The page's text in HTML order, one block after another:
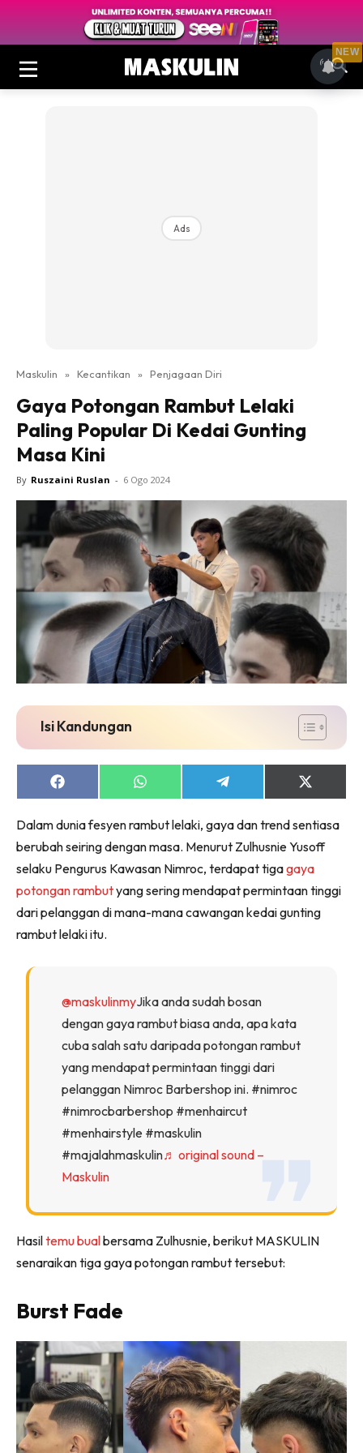
Ads
Maskulin » Kecantikan » Penjagaan Diri
Gaya Potongan Rambut Lelaki
Paling Popular Di Kedai Gunting
Masa Kini
By Ruszaini Ruslan - 6 Ogo 2024
Isi Kandungan
Share
on
Share
on
Share
on
Share
on
(Twitter)
Dalam dunia fesyen rambut lelaki, gaya dan trend sentiasa
berubah seiring dengan masa. Menurut Zulhusnie Yusoff
selaku Pengurus Kawasan Nimroc, terdapat tigagaya
potongan rambutyang sering mendapat permintaan tinggi
dari pelanggan di mana-mana cawangan kedai gunting
rambut lelaki itu.
@maskulinmyJika anda sudah bosan
dengan gaya rambut biasa anda, apa kata
cuba salah satu daripada potongan rambut
yang mendapat permintaan tinggi dari
pelanggan Nimroc Barbershop ini. #nimroc
#nimrocbarbershop #menhaircut
#menhairstyle #maskulin
#majalahmaskulin♬ original sound –
Maskulin
Hasiltemu bualbersama Zulhusnie, berikut MASKULIN
senaraikan tiga gaya potongan rambut tersebut:
Burst Fade
NEW